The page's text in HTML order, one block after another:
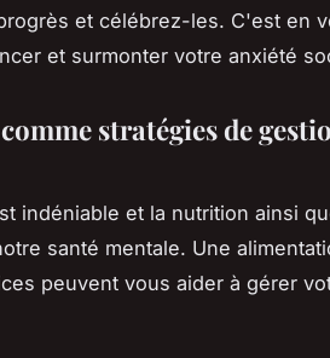
et célébrez-les. C'est en
et surmonter votre anxiété
stratégies de
indéniable et la nutrition ainsi
santé mentale. Une
peuvent vous aider à gérer